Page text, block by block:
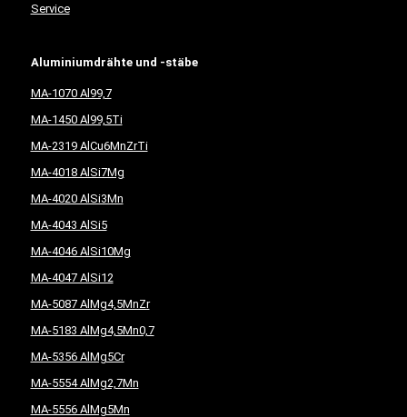
Service
Aluminiumdrähte und -stäbe
MA-1070 Al99,7
MA-1450 Al99,5Ti
MA-2319 AlCu6MnZrTi
MA-4018 AlSi7Mg
MA-4020 AlSi3Mn
MA-4043 AlSi5
MA-4046 AlSi10Mg
MA-4047 AlSi12
MA-5087 AlMg4,5MnZr
MA-5183 AlMg4,5Mn0,7
MA-5356 AlMg5Cr
MA-5554 AlMg2,7Mn
MA-5556 AlMg5Mn